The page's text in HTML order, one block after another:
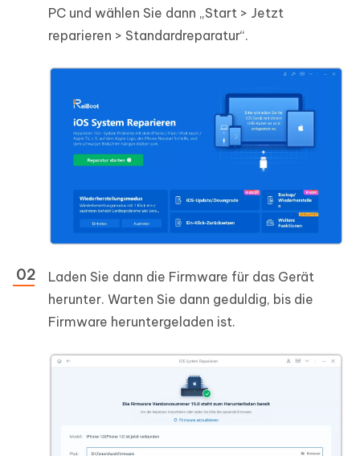
PC und wählen Sie dann „Start > Jetzt
reparieren > Standardreparatur“.
Laden Sie dann die Firmware für das Gerät
herunter. Warten Sie dann geduldig, bis die
Firmware heruntergeladen ist.